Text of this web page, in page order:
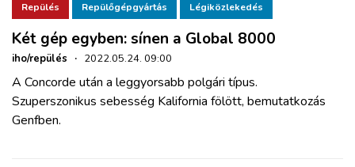
Repülés Repülőgépgyártás Légiközlekedés
Két gép egyben: sínen a Global 8000
iho/repülés · 2022.05.24. 09:00
A Concorde után a leggyorsabb polgári típus.
Szuperszonikus sebesség Kalifornia fölött, bemutatkozás
Genfben.